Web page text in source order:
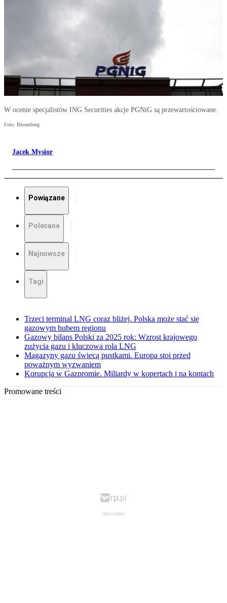
W ocenie specjalistów ING Securities akcje PGNiG są przewartościowane.
Foto: Bloomberg
Jacek Mysior
Powiązane
Polecane
Najnowsze
Tagi
Trzeci terminal LNG coraz bliżej. Polska może stać się
gazowym hubem regionu
Gazowy bilans Polski za 2025 rok: Wzrost krajowego
zużycia gazu i kluczowa rola LNG
Magazyny gazu świecą pustkami. Europa stoi przed
poważnym wyzwaniem
Korupcja w Gazpromie. Miliardy w kopertach i na kontach
Promowane treści